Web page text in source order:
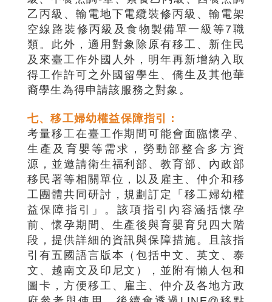
乙丙級、輸電地下電纜裝修丙級、輸電架
空線路裝修丙級及食物製備單一級等7職
類。此外，適用對象除原有移工、新住民
及來臺工作外國人外，明年再新增納入取
得工作許可之外國留學生、僑生及其他華
裔學生為得申請該服務之對象。
七、移工婦幼權益保障指引：
考量移工在臺工作期間可能會面臨懷孕、
生產及育嬰等需求，勞動部整合多方資
源，並邀請衛生福利部、教育部、內政部
移民署等相關單位，以及雇主、仲介和移
工團體共同研討，規劃訂定「移工婦幼權
益保障指引」。該項指引內容涵括懷孕
前、懷孕期間、生產後與育嬰育兒四大階
段，提供詳細的資訊與保障措施。且該指
引有五國語言版本（包括中文、英文、泰
文、越南文及印尼文），並附有懶人包和
圖卡，方便移工、雇主、仲介及各地方政